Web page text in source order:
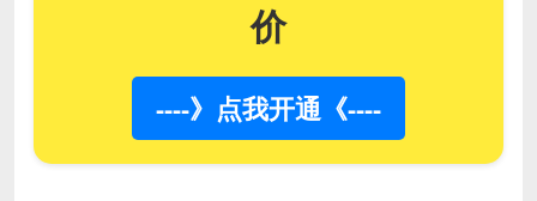
价
----》点我开通《----